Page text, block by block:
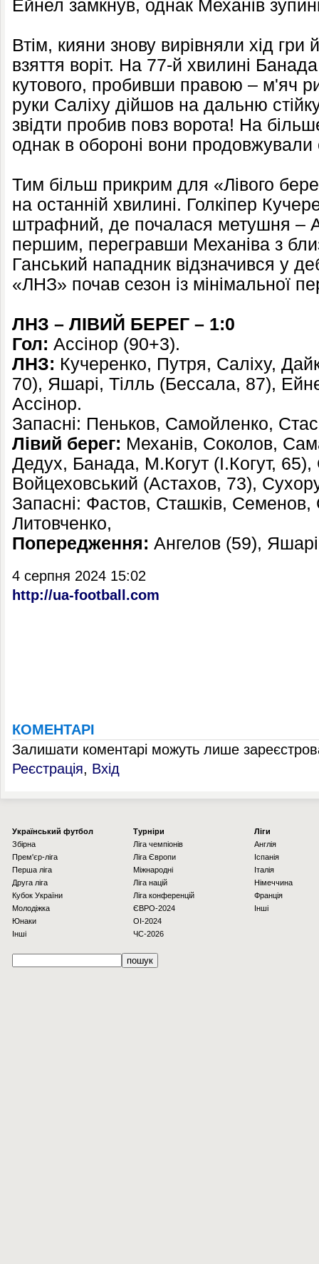
Ейнел замкнув, однак Механів
Втім, кияни знову вирівняли хід
взяття воріт. На 77-й хвилині
кутового, пробивши правою – м'яч
руки Саліху дійшов на дальню
звідти пробив повз ворота! На
однак в обороні вони
Тим більш прикрим для «Лівого
на останній хвилині. Голкіпер
штрафний, де почалася метушня –
першим, перегравши Механіва з
Ганський нападник відзначився у
«ЛНЗ» почав сезон із мінімальної
ЛНЗ – ЛІВИЙ БЕРЕГ – 1:0
Гол: Ассінор (90+3).
ЛНЗ: Кучеренко, Путря, Саліху,
70), Яшарі, Тілль (Бессала, 87),
Ассінор.
Запасні: Пеньков, Самойленко,
Лівий берег: Механів, Соколов,
Дедух, Банада, М.Когут (І.Когут,
Войцеховський (Астахов, 73),
Запасні: Фастов, Сташків, Семенов,
Литовченко,
Попередження: Ангелов (59),
4 серпня 2024 15:02
http://ua-football.com
КОМЕНТАРІ
Залишати коментарі можуть лише
Реєстрація, Вхід
Українcький футбол
Збірна
Прем'єр-ліга
Перша ліга
Друга ліга
Кубок України
Молодіжка
Юнаки
Інші
Турніри
Ліга чемпіонів
Ліга Європи
Міжнародні
Ліга націй
Ліга конференцій
ЄВРО-2024
OI-2024
ЧС-2026
Ліги
Англія
Іспанія
Італія
Німеччина
Франція
Інші